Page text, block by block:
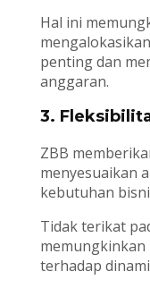
Hal ini
penting dan
anggaran.
3.
ZBB
menyesuaikan
kebutuhan
Tidak terikat
terhadap